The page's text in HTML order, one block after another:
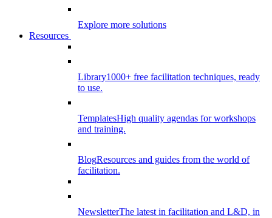
Explore more solutions
Resources
Library1000+ free facilitation techniques, ready
to use.
TemplatesHigh quality agendas for workshops
and training.
BlogResources and guides from the world of
facilitation.
NewsletterThe latest in facilitation and L&D, in